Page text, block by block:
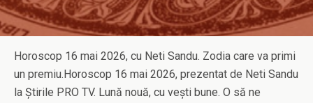
Horoscop 16 mai 2026, cu Neti Sandu. Zodia care va primi
un premiu.Horoscop 16 mai 2026, prezentat de Neti Sandu
la Știrile PRO TV. Lună nouă, cu vești bune. O să ne